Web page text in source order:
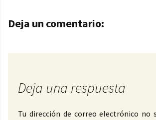
Navegación de entradas
Deja un comentario:
Deja una respuesta
Tu dirección de correo electrónico no